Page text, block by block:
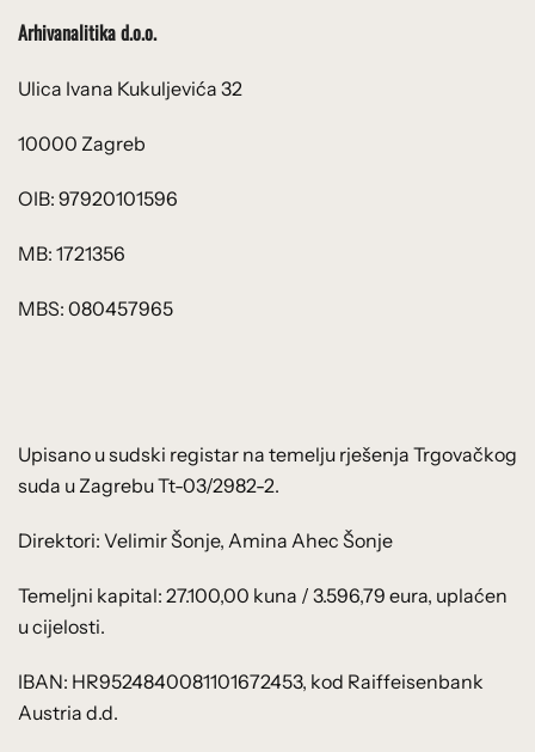
Arhivanalitika d.o.o.
Ulica Ivana Kukuljevića 32
10000 Zagreb
OIB: 97920101596
MB: 1721356
MBS: 080457965
Upisano u sudski registar na temelju rješenja Trgovačkog
suda u Zagrebu Tt-03/2982-2.
Direktori: Velimir Šonje, Amina Ahec Šonje
Temeljni kapital: 27.100,00 kuna / 3.596,79 eura, uplaćen
u cijelosti.
IBAN: HR9524840081101672453, kod Raiffeisenbank
Austria d.d.